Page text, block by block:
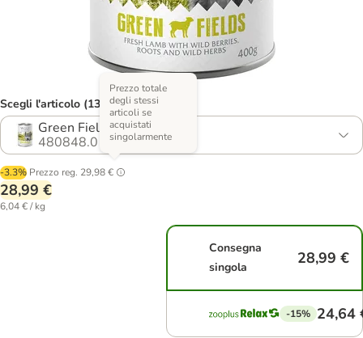
Scegli l'articolo (13 varianti)
Green Fields - Agnello
480848.0
-3.3% Prezzo reg. 29,98 €
Prezzo totale
degli stessi
articoli se
acquistati
singolarmente
28,99 €
6,04 € / kg
Consegna
singola
28,99 €
-15% 24,64